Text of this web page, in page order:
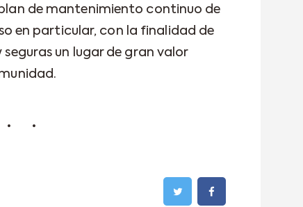
de mantenimiento continuo de
en particular, con la finalidad de
un lugar de gran valor